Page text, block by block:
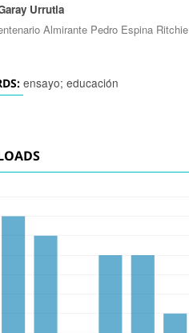
Urrutia
Almirante Pedro Espina Ritchie
ensayo; educación